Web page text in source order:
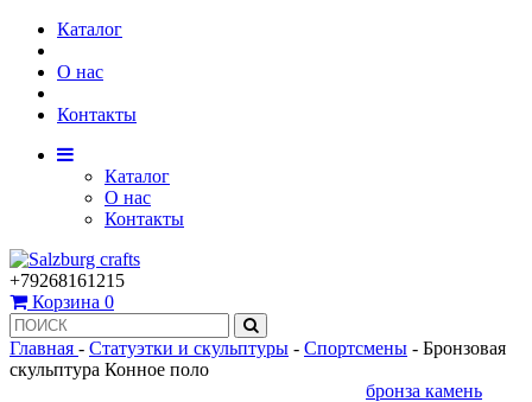
Каталог
О нас
Контакты
Каталог
О нас
Контакты
+79268161215
Корзина 0
Главная - Статуэтки и скульптуры - Спортсмены - Бронзовая
скульптура Конное поло
бронза камень